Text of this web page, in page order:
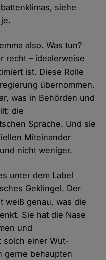
siehe
also. Was tun?
recht – idealerweise
ist. Diese Rolle
übernommen.
was in Behörden und
die
Sprache. Und sie
Miteinander
nicht weniger.
unter dem Label
Geklingel. Der
weiß genau, was die
Sie hat die Nase
und
solch einer Wut-
gerne behaupten